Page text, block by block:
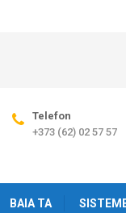
Telefon
+373 (62) 02 57 57
BAIA TA